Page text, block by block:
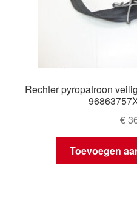
Rechter pyropatroon
€
Toevoegen